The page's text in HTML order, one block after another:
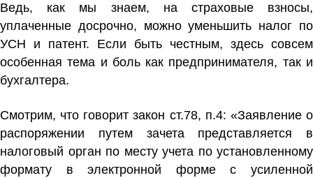
Ведь, как мы знаем, на страховые взносы,
уплаченные досрочно, можно уменьшить налог по
УСН и патент. Если быть честным, здесь совсем
особенная тема и боль как предпринимателя, так и
бухгалтера.
Смотрим, что говорит закон ст.78, п.4: «Заявление о
распоряжении путем зачета представляется в
налоговый орган по месту учета по установленному
формату в электронной форме с усиленной